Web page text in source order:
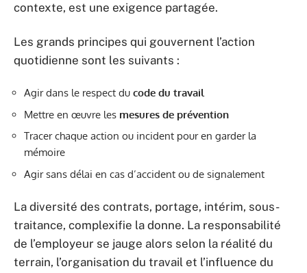
contexte, est une exigence partagée.
Les grands principes qui gouvernent l’action
quotidienne sont les suivants :
Agir dans le respect du code du travail
Mettre en œuvre les mesures de prévention
Tracer chaque action ou incident pour en garder la
mémoire
Agir sans délai en cas d’accident ou de signalement
La diversité des contrats, portage, intérim, sous-
traitance, complexifie la donne. La responsabilité
de l’employeur se jauge alors selon la réalité du
terrain, l’organisation du travail et l’influence du